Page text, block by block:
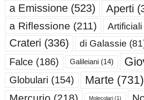
a Emissione (523) Aperti
a Riflessione (211) Artificiali
Crateri (336) di Galassie
Falce (186) Galileiani (14)
Globulari (154) Marte (731)
Molecolari (1)